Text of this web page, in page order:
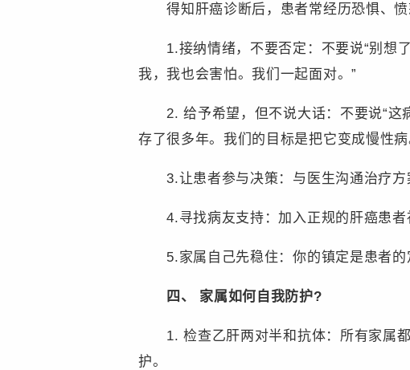
得知肝癌诊断后，患者常经历恐惧、愤
1.接纳情绪，不要否定：不要说“别想了
我，我也会害怕。我们一起面对。”
2. 给予希望，但不说大话：不要说“这病
存了很多年。我们的目标是把它变成慢性病
3.让患者参与决策：与医生沟通治疗方
4.寻找病友支持：加入正规的肝癌患者
5.家属自己先稳住：你的镇定是患者的
四、 家属如何自我防护?
1. 检查乙肝两对半和抗体：所有家属都
护。